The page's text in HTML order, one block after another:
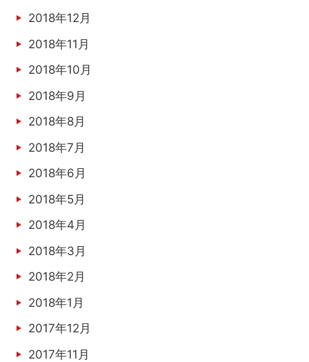
2018年12月
2018年11月
2018年10月
2018年9月
2018年8月
2018年7月
2018年6月
2018年5月
2018年4月
2018年3月
2018年2月
2018年1月
2017年12月
2017年11月